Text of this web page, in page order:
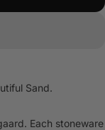
Sand.
Each stoneware